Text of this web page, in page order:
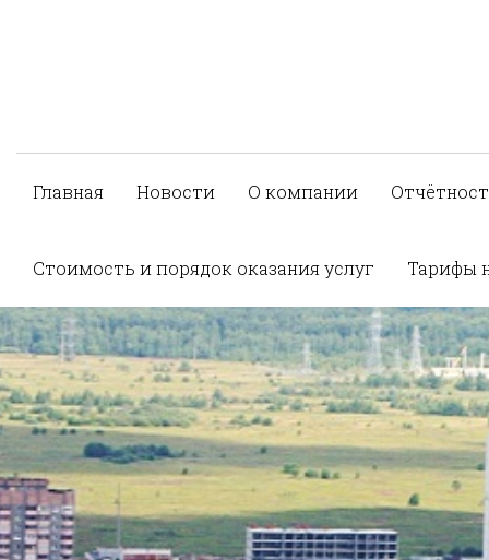
Главная Новости О компании
Стоимость и порядок оказания услуг Тарифы